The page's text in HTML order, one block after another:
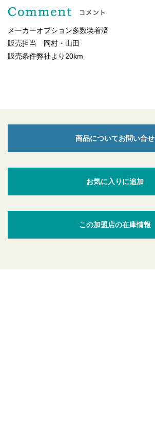
メーカーオプション多数装着済
販売担当 岡村・山田
販売条件弊社より20km
商品についてお問い合せ
お気に入りに追加
この加盟店の在庫情報